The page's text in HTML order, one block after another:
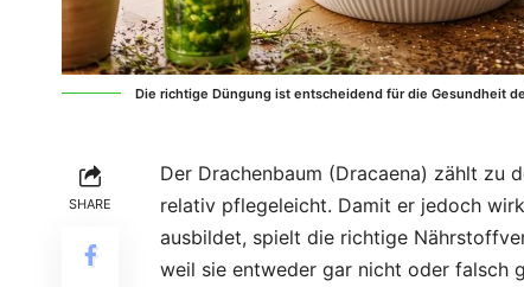
Die richtige Düngung ist entscheidend für die Gesundheit
SHARE
Der Drachenbaum (Dracaena) zählt zu
relativ pflegeleicht. Damit er jedoch
ausbildet, spielt die richtige
weil sie entweder gar nicht oder falsch